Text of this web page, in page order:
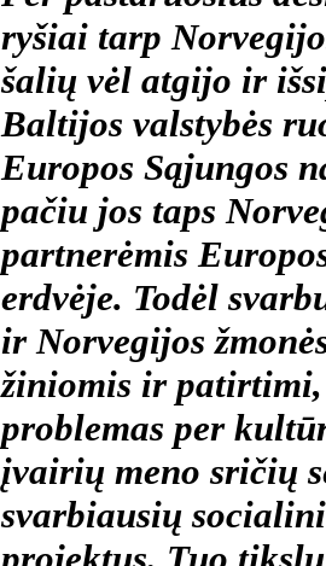
ryšiai tarp
šalių vėl atgijo ir
Baltijos valstybės
Europos Sąjungos
pačiu jos taps
partnerėmis
erdvėje. Todėl
ir Norvegijos
žiniomis ir
problemas per
įvairių meno sričių
svarbiausių